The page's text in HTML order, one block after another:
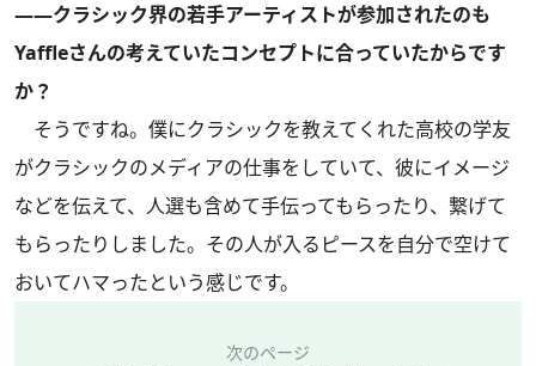
――クラシック界の若手アーティストが参加されたのも
Yaffleさんの考えていたコンセプトに合っていたからです
か？
そうですね。僕にクラシックを教えてくれた高校の学友
がクラシックのメディアの仕事をしていて、彼にイメージ
などを伝えて、人選も含めて手伝ってもらったり、繋げて
もらったりしました。その人が入るピースを自分で空けて
おいてハマったという感じです。
次のページ